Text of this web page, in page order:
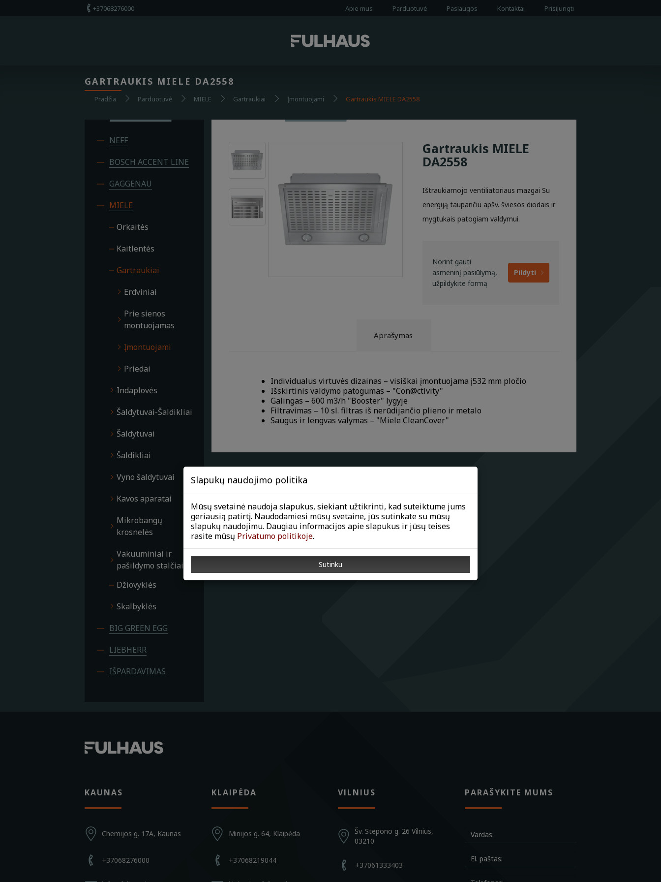
+37068276000 Apie mus Parduotuvė Paslaugos Kontaktai Prisijungti
GARTRAUKIS MIELE DA2558
Pradžia Parduotuvė MIELE Gartraukiai Įmontuojami Gartraukis MIELE DA2558
NEFF
BOSCH ACCENT LINE
GAGGENAU
MIELE
Orkaitės
Kaitlentės
Gartraukiai
Erdviniai
Prie sienos
montuojamas
Įmontuojami
Priedai
Indaplovės
Šaldytuvai-Šaldikliai
Šaldytuvai
Šaldikliai
Vyno šaldytuvai
Kavos aparatai
Mikrobangų
krosnelės
Vakuuminiai ir
pašildymo stalčiai
Džiovyklės
Skalbyklės
BIG GREEN EGG
LIEBHERR
IŠPARDAVIMAS
Gartraukis MIELE
DA2558
Ištraukiamojo ventiliatoriaus mazgai Su
energiją taupančiu apšv. šviesos diodais ir
mygtukais patogiam valdymui.
Norint gauti
asmeninį pasiūlymą,
užpildykite formą
Pildyti
Aprašymas
Individualus virtuvės dizainas – visiškai įmontuojama į532 mm pločio
Išskirtinis valdymo patogumas – "Con@ctivity"
Galingas – 600 m3/h "Booster" lygyje
Filtravimas – 10 sl. filtras iš nerūdijančio plieno ir metalo
Saugus ir lengvas valymas – "Miele CleanCover"
KAUNAS
Chemijos g. 17A, Kaunas
+37068276000
KLAIPĖDA
Minijos g. 64, Klaipėda
+37068219044
VILNIUS
Šv. Stepono g. 26 Vilnius,
03210
+37061333403
PARAŠYKITE MUMS
Slapukų naudojimo politika
Mūsų svetainė naudoja slapukus, siekiant užtikrinti, kad suteiktume jums
geriausią patirtį. Naudodamiesi mūsų svetaine, jūs sutinkate su mūsų
slapukų naudojimu. Daugiau informacijos apie slapukus ir jūsų teises
rasite mūsų Privatumo politikoje.
Sutinku
Paslaugos